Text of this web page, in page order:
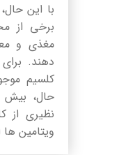
با این
برخی از
مغذی و
دهند.
کلسیم
حال، بیش
نظیری از
ویتامین